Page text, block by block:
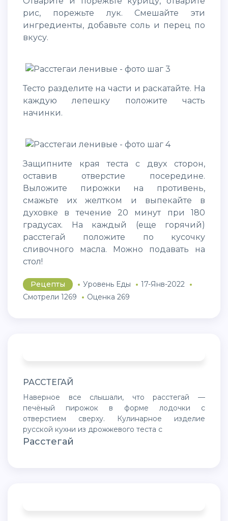
рис, порежьте лук. Смешайте эти
ингредиенты, добавьте соль и перец по
вкусу.
Тесто разделите на части и раскатайте. На
каждую лепешку положите часть
начинки.
Защипните края теста с двух сторон,
оставив отверстие посередине.
Выложите пирожки на противень,
смажьте их желтком и выпекайте в
духовке в течение 20 минут при 180
градусах. На каждый (еще горячий)
расстегай положите по кусочку
сливочного масла. Можно подавать на
стол!
Рецепты Уровень Еды
17-Янв-2022
Смотрели 1269
Оценка 269
РАССТЕГАЙ
Наверное все слышали, что расстегай —
печёный пирожок в форме лодочки с
отверстием сверху. Кулинарное изделие
русской кухни из дрожжевого теста с
Расстегай